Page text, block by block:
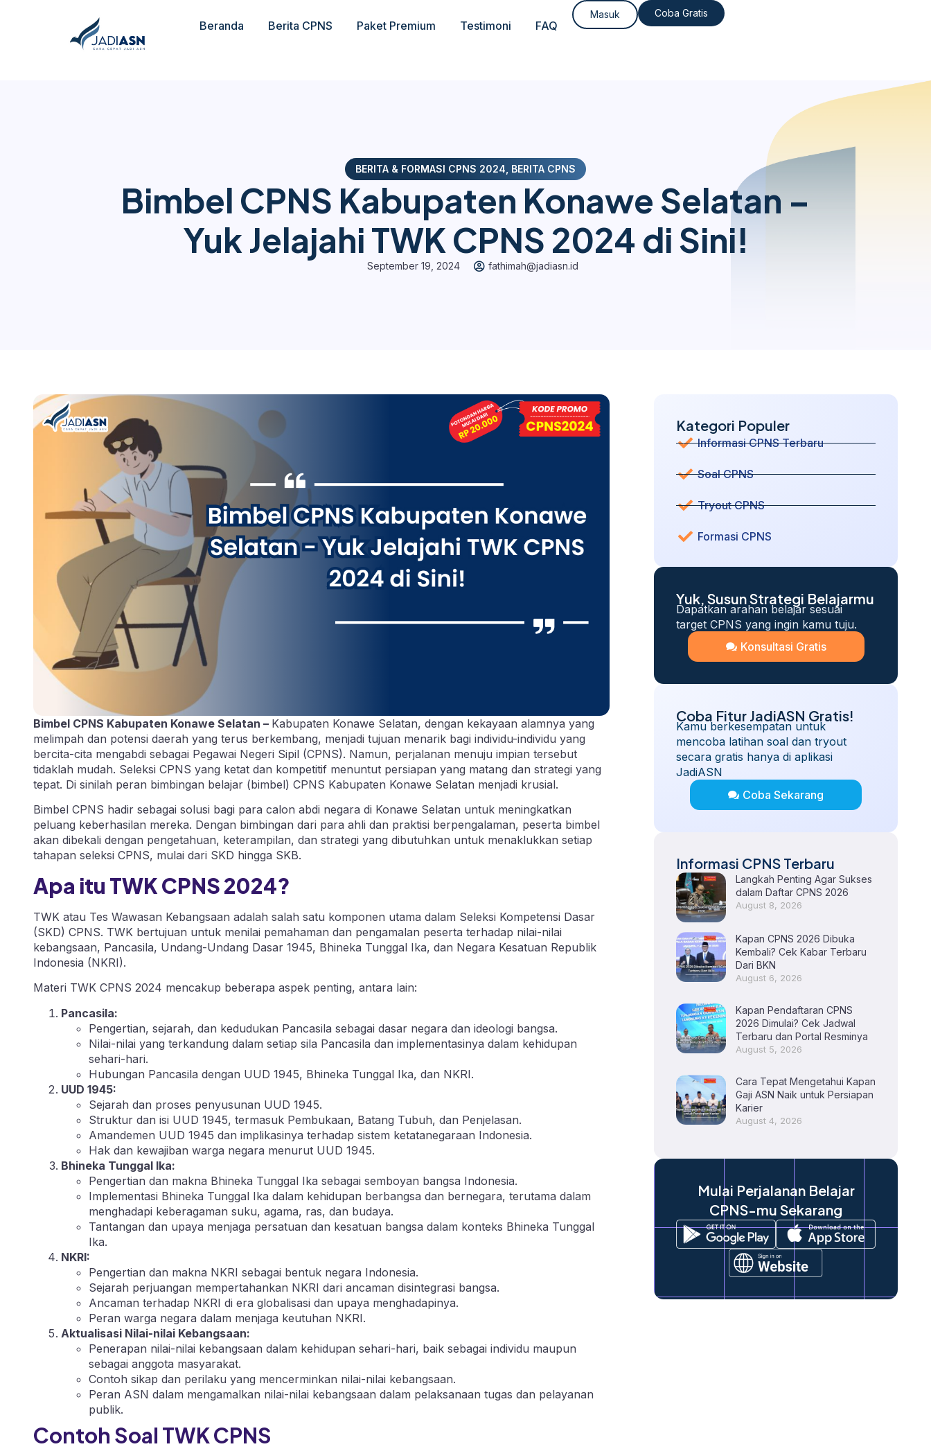
Beranda Berita CPNS Paket Premium Testimoni FAQ
Masuk Coba Gratis
BERITA & FORMASI CPNS 2024 BERITA CPNS
Bimbel CPNS Kabupaten Konawe Selatan –
Yuk Jelajahi TWK CPNS 2024 di Sini!
September 19, 2024 fathimah@jadiasn.id
Bimbel CPNS Kabupaten Konawe Selatan – Kabupaten Konawe Selatan, dengan kekayaan alamnya yang
melimpah dan potensi daerah yang terus berkembang, menjadi tujuan menarik bagi individu-individu yang
bercita-cita mengabdi sebagai Pegawai Negeri Sipil (CPNS). Namun, perjalanan menuju impian tersebut
tidaklah mudah. Seleksi CPNS yang ketat dan kompetitif menuntut persiapan yang matang dan strategi yang
tepat. Di sinilah peran bimbingan belajar (bimbel) CPNS Kabupaten Konawe Selatan menjadi krusial.
Bimbel CPNS hadir sebagai solusi bagi para calon abdi negara di Konawe Selatan untuk meningkatkan
peluang keberhasilan mereka. Dengan bimbingan dari para ahli dan praktisi berpengalaman, peserta bimbel
akan dibekali dengan pengetahuan, keterampilan, dan strategi yang dibutuhkan untuk menaklukkan setiap
tahapan seleksi CPNS, mulai dari SKD hingga SKB.
Apa itu TWK CPNS 2024?
TWK atau Tes Wawasan Kebangsaan adalah salah satu komponen utama dalam Seleksi Kompetensi Dasar
(SKD) CPNS. TWK bertujuan untuk menilai pemahaman dan pengamalan peserta terhadap nilai-nilai
kebangsaan, Pancasila, Undang-Undang Dasar 1945, Bhineka Tunggal Ika, dan Negara Kesatuan Republik
Indonesia (NKRI).
Materi TWK CPNS 2024 mencakup beberapa aspek penting, antara lain:
Pancasila:
Pengertian, sejarah, dan kedudukan Pancasila sebagai dasar negara dan ideologi bangsa.
Nilai-nilai yang terkandung dalam setiap sila Pancasila dan implementasinya dalam kehidupan
sehari-hari.
Hubungan Pancasila dengan UUD 1945, Bhineka Tunggal Ika, dan NKRI.
UUD 1945:
Sejarah dan proses penyusunan UUD 1945.
Struktur dan isi UUD 1945, termasuk Pembukaan, Batang Tubuh, dan Penjelasan.
Amandemen UUD 1945 dan implikasinya terhadap sistem ketatanegaraan Indonesia.
Hak dan kewajiban warga negara menurut UUD 1945.
Bhineka Tunggal Ika:
Pengertian dan makna Bhineka Tunggal Ika sebagai semboyan bangsa Indonesia.
Implementasi Bhineka Tunggal Ika dalam kehidupan berbangsa dan bernegara, terutama dalam
menghadapi keberagaman suku, agama, ras, dan budaya.
Tantangan dan upaya menjaga persatuan dan kesatuan bangsa dalam konteks Bhineka Tunggal
Ika.
NKRI:
Pengertian dan makna NKRI sebagai bentuk negara Indonesia.
Sejarah perjuangan mempertahankan NKRI dari ancaman disintegrasi bangsa.
Ancaman terhadap NKRI di era globalisasi dan upaya menghadapinya.
Peran warga negara dalam menjaga keutuhan NKRI.
Aktualisasi Nilai-nilai Kebangsaan:
Penerapan nilai-nilai kebangsaan dalam kehidupan sehari-hari, baik sebagai individu maupun
sebagai anggota masyarakat.
Contoh sikap dan perilaku yang mencerminkan nilai-nilai kebangsaan.
Peran ASN dalam mengamalkan nilai-nilai kebangsaan dalam pelaksanaan tugas dan pelayanan
publik.
Contoh Soal TWK CPNS
Kategori Populer
Informasi CPNS Terbaru
Soal CPNS
Tryout CPNS
Formasi CPNS
Yuk, Susun Strategi Belajarmu
Dapatkan arahan belajar sesuai
target CPNS yang ingin kamu tuju.
Konsultasi Gratis
Coba Fitur JadiASN Gratis!
Kamu berkesempatan untuk
mencoba latihan soal dan tryout
secara gratis hanya di aplikasi
JadiASN
Coba Sekarang
Informasi CPNS Terbaru
Langkah Penting Agar Sukses
dalam Daftar CPNS 2026
August 8, 2026
Kapan CPNS 2026 Dibuka
Kembali? Cek Kabar Terbaru
Dari BKN
August 6, 2026
Kapan Pendaftaran CPNS
2026 Dimulai? Cek Jadwal
Terbaru dan Portal Resminya
August 5, 2026
Cara Tepat Mengetahui Kapan
Gaji ASN Naik untuk Persiapan
Karier
August 4, 2026
Mulai Perjalanan Belajar
CPNS-mu Sekarang